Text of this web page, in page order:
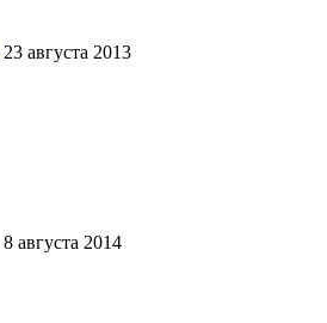
23 августа 2013
8 августа 2014